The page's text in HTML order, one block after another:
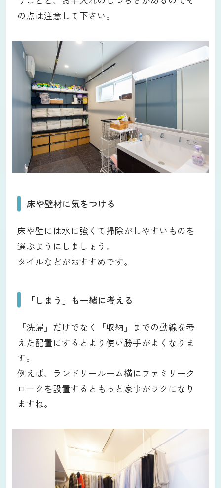
の点は注意して下さい。
床や壁材に気をつける
床や壁には水に強くて掃除がしやすいものを
選ぶようにしましょう。
タイルなどがおすすめです。
「しまう」も一緒に考える
「洗濯」だけでなく「収納」までの動線を考
えた配置にするとより使い勝手がよくなりま
す。
例えば、ランドリールーム横にファミリーク
ロークを設置するともっと家事がラクになり
ますね。